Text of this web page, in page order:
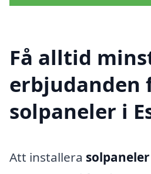
Få alltid
erbjudanden
solpaneler i
Att installera